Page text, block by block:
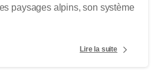
paysages alpins, son système
Lire la suite